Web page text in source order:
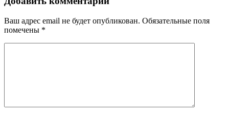
Ваш адрес email не будет опубликован. Обязательные поля
помечены *